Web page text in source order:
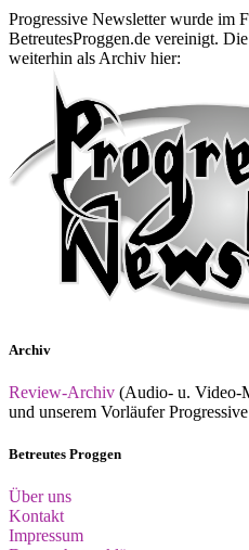
Progressive Newsletter wurde im
BetreutesProggen.de vereinigt.
weiterhin als Archiv hier:
Archiv
Review-Archiv (Audio- u. Video-
und unserem Vorläufer
Betreutes Proggen
Über uns
Kontakt
Impressum